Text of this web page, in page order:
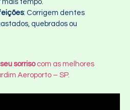
tempo.
: Corrigem dentes
quebrados ou
sorrisocom as melhores
Aeroporto – SP.